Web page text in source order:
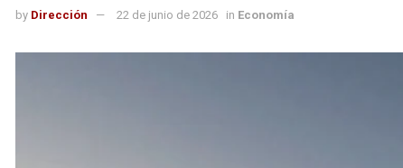
by Dirección 22 de junio de 2026 in Economía